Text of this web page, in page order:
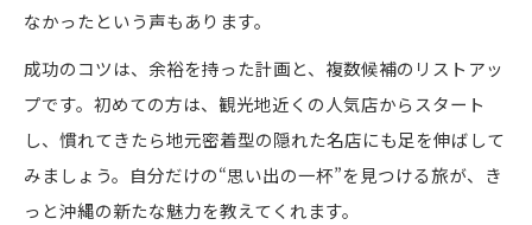
なかったという声もあります。
成功のコツは、余裕を持った計画と、複数候補のリストアッ
プです。初めての方は、観光地近くの人気店からスタート
し、慣れてきたら地元密着型の隠れた名店にも足を伸ばして
みましょう。自分だけの“思い出の一杯”を見つける旅が、き
っと沖縄の新たな魅力を教えてくれます。